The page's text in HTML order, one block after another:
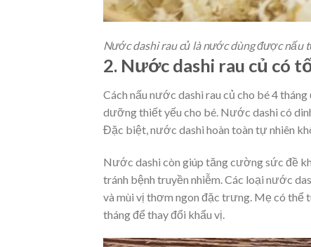
Nước dashi rau củ là nước dùng được nấu
2. Nước dashi rau củ có
Cách nấu nước dashi rau củ cho bé 4
dưỡng thiết yếu cho bé. Nước dashi có
Đặc biệt, nước dashi hoàn toàn tự nhiên
Nước dashi còn giúp tăng cường sức đề
tránh bệnh truyền nhiễm. Các loại nước
và mùi vị thơm ngon đặc trưng. Mẹ có thể
tháng để thay đổi khẩu vị.